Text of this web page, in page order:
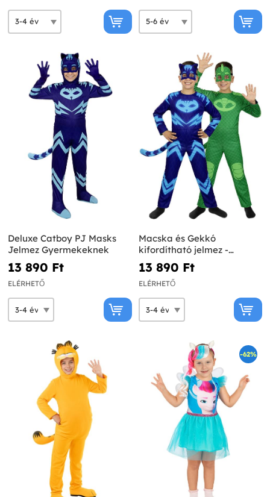
Deluxe Catboy PJ Masks
Jelmez Gyermekeknek
13 890 Ft‎
ELÉRHETŐ
Macska és Gekkó
kifordítható jelmez -
Pizsihősök
13 890 Ft‎
ELÉRHETŐ
-62%